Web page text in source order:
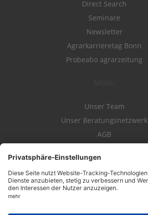
Direct Search
Seminare
Newsletter
Agrarkarrieretag Bonn
Probeabo agrarzeitung
Unser Team
Unser Beratungsnetzwerk
AGB
Datenschutz
Impressum
Kontakt